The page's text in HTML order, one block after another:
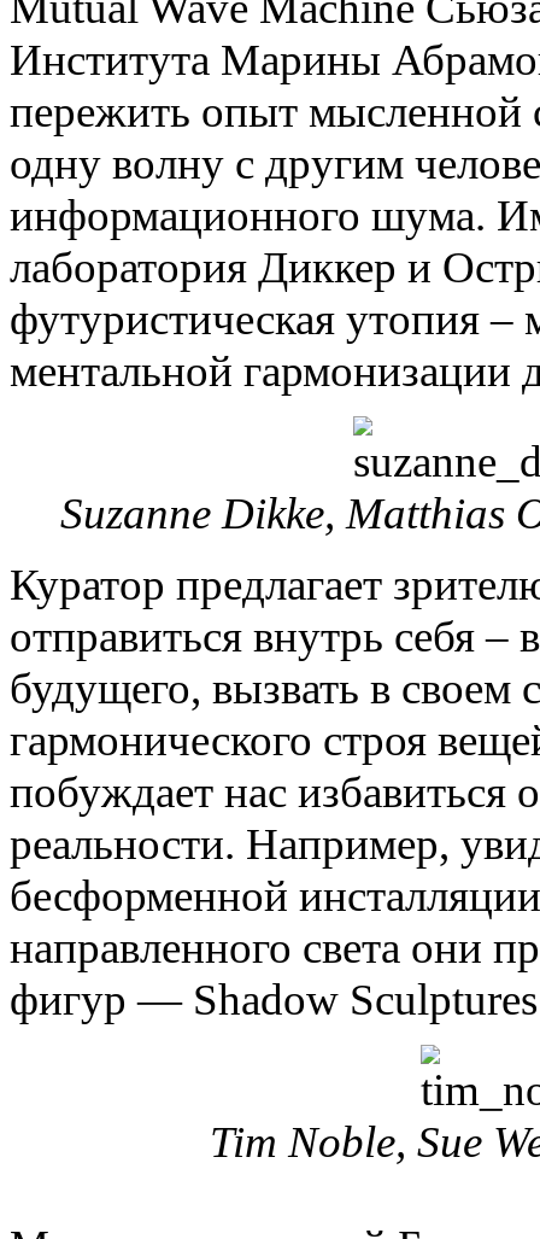
Института Марины
пережить опыт мысленной
одну волну с другим
информационного шума.
лаборатория Диккер и
футуристическая утопия –
ментальной гармонизации
Suzanne Dikke, Matthias
Куратор предлагает
отправиться внутрь себя
будущего, вызвать в своем
гармонического строя
побуждает нас избавиться
реальности. Например,
бесформенной
направленного света они
фигур — Shadow
Tim Noble, Sue